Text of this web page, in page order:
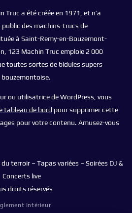
Truc a été créée en 1971, et n’a
public des machins-trucs de
à Saint-Remy-en-Bouzemont-
123 Machin Truc emploie 2 000
toutes sortes de bidules supers
ou utilisatrice de WordPress, vous
tableau de bord pour supprimer cette
pour votre contenu. Amusez-vous
terroir – Tapas variées – Soirées DJ &
Concerts live
droits réservés
Intérieur